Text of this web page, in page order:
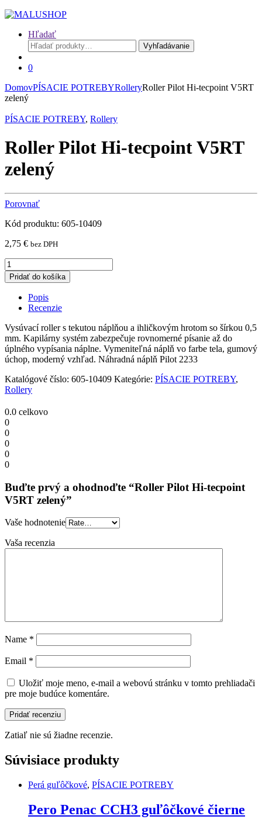
Hľadať
Hľadať:
Vyhľadávanie
0
DomovPÍSACIE POTREBYRolleryRoller Pilot Hi-tecpoint V5RT
zelený
PÍSACIE POTREBY, Rollery
Roller Pilot Hi-tecpoint V5RT
zelený
Porovnať
Kód produktu: 605-10409
2,75 € bez DPH
Roller
Pilot
Hi-
tecpoint
V5RT
quantity
Pridať do košíka
Popis
Recenzie
Vysúvací roller s tekutou náplňou a ihličkovým hrotom so šírkou 0,5
mm. Kapilárny systém zabezpečuje rovnomerné písanie až do
úplného vypísania náplne. Vymeniteľná náplň vo farbe tela, gumový
úchop, moderný vzhľad. Náhradná náplň Pilot 2233
Katalógové číslo: 605-10409 Kategórie: PÍSACIE POTREBY,
Rollery
0.0 celkovo
0
0
0
0
0
Buďte prvý a ohodnoďte “Roller Pilot Hi-tecpoint
V5RT zelený”
Vaše hodnotenie
Vaša recenzia
Name *
Email *
Uložiť moje meno, e-mail a webovú stránku v tomto prehliadači
pre moje budúce komentáre.
Zatiaľ nie sú žiadne recenzie.
Súvisiace produkty
Perá guľôčkové, PÍSACIE POTREBY
Pero Penac CCH3 guľôčkové čierne